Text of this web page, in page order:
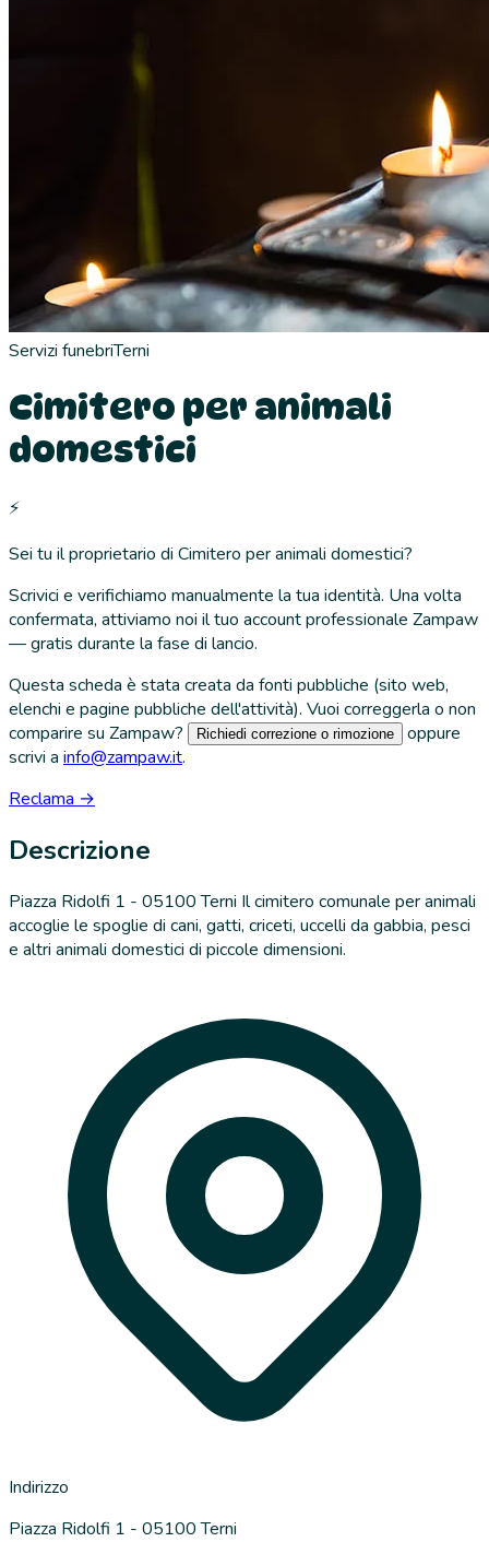
Servizi funebriTerni
Cimitero per animali
domestici
⚡
Sei tu il proprietario di Cimitero per animali domestici?
Scrivici e verifichiamo manualmente la tua identità. Una volta
confermata, attiviamo noi il tuo account professionale Zampaw
— gratis durante la fase di lancio.
Questa scheda è stata creata da fonti pubbliche (sito web,
elenchi e pagine pubbliche dell'attività). Vuoi correggerla o non
comparire su Zampaw?
Richiedi correzione o rimozione
oppure
scrivi a info@zampaw.it.
Reclama →
Descrizione
Piazza Ridolfi 1 - 05100 Terni Il cimitero comunale per animali
accoglie le spoglie di cani, gatti, criceti, uccelli da gabbia, pesci
e altri animali domestici di piccole dimensioni.
Indirizzo
Piazza Ridolfi 1 - 05100 Terni